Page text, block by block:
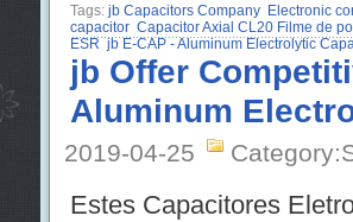
Tags: jb Capacitors Company Electronic
capacitor Capacitor Axial CL20 Filme de
ESR jb E-CAP - Aluminum Electrolytic
jb Offer
Aluminum
2019-04-25
Estes Capacitores